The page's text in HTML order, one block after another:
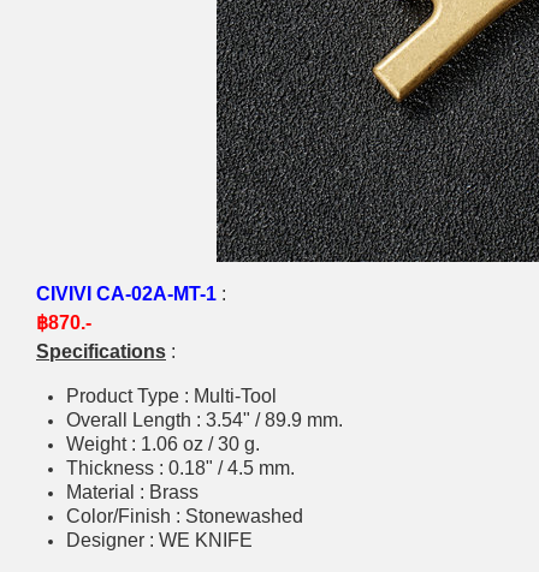
CIVIVI CA-02A-MT-1 :
฿870.-
Specifications :
Product Type : Multi-Tool
Overall Length : 3.54" / 89.9 mm.
Weight : 1.06 oz / 30 g.
Thickness : 0.18" / 4.5 mm.
Material : Brass
Color/Finish : Stonewashed
Designer : WE KNIFE